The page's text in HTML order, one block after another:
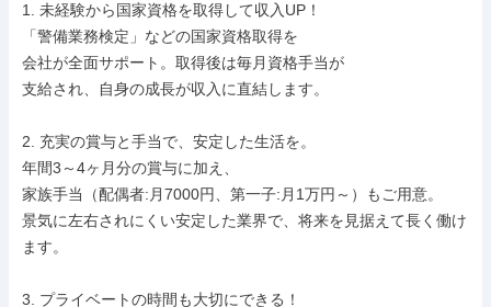
1. 未経験から国家資格を取得して収入UP！
「警備業務検定」などの国家資格取得を
会社が全面サポート。取得後は毎月資格手当が
支給され、自身の成長が収入に直結します。
2. 充実の賞与と手当で、安定した生活を。
年間3～4ヶ月分の賞与に加え、
家族手当（配偶者:月7000円、第一子:月1万円～）もご用意。
景気に左右されにくい安定した業界で、将来を見据えて長く働け
ます。
3. プライベートの時間も大切にできる！